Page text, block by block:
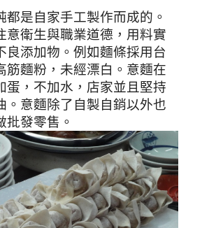
都是自家手工製作而成的。
意衛生與職業道德，用料實
良添加物 。 例如麵條採用台
筋麵粉 ， 未經漂白 。意麵在
， 不加水 ，店家並且堅持
。 意麵除了自製自銷以外也
批發零售 。